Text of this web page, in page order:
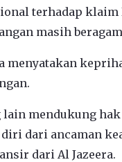
terhadap klaim
masih
menyatakan
lain mendukung
dari ancaman
dari Al Jazeera.